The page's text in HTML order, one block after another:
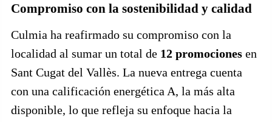
Compromiso con la sostenibilidad y calidad
Culmia ha reafirmado su compromiso con la
localidad al sumar un total de 12 promociones en
Sant Cugat del Vallès. La nueva entrega cuenta
con una calificación energética A, la más alta
disponible, lo que refleja su enfoque hacia la